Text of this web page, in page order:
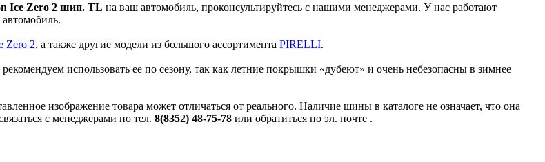
Ice Zero 2 шип. TL на ваш автомобиль, проконсультируйтесь с нашими менеджерами. У нас работают
Zero 2, а также другие модели из большого ассортимента PIRELLI.
использовать ее по сезону, так как летние покрышки «дубеют» и очень небезопасны в зимнее
изображение товара может отличаться от реального. Наличие шины в каталоге не означает, что она
с менеджерами по тел. 8(8352) 48-75-78 или обратиться по эл. почте .